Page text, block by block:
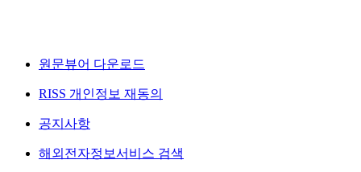
원문뷰어 다운로드
RISS 개인정보 재동의
공지사항
해외전자정보서비스 검색